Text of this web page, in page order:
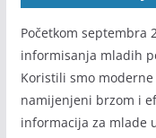
mladibl Viber
Početkom septembra